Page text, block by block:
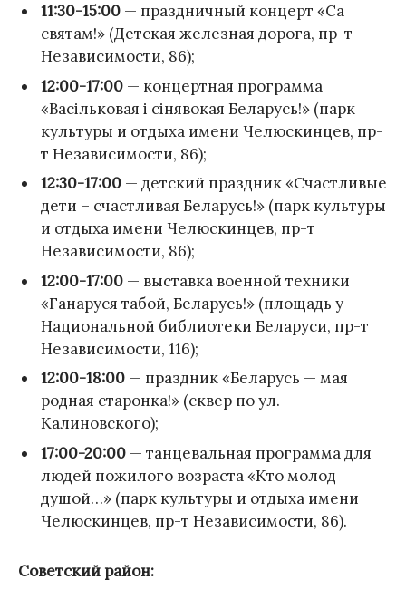
11:30-15:00 — праздничный концерт «Са
святам!» (Детская железная дорога, пр-т
Независимости, 86);
12:00-17:00 — концертная программа
«Васільковая і сінявокая Беларусь!» (парк
культуры и отдыха имени Челюскинцев, пр-
т Независимости, 86);
12:30-17:00 — детский праздник «Счастливые
дети – счастливая Беларусь!» (парк культуры
и отдыха имени Челюскинцев, пр-т
Независимости, 86);
12:00-17:00 — выставка военной техники
«Ганаруся табой, Беларусь!» (площадь у
Национальной библиотеки Беларуси, пр-т
Независимости, 116);
12:00-18:00 — праздник «Беларусь — мая
родная старонка!» (сквер по ул.
Калиновского);
17:00-20:00 — танцевальная программа для
людей пожилого возраста «Кто молод
душой…» (парк культуры и отдыха имени
Челюскинцев, пр-т Независимости, 86).
Советский район: